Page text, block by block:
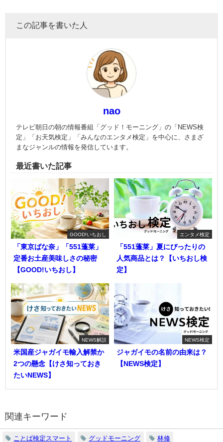
この記事を書いた人
nao
テレビ朝日の朝の情報番組「グッド！モーニング」の「NEWS検
定」「お天気検定」「みんなのエンタメ検定」を中心に、さまざ
まなジャンルの情報を発信しています。
最近書いた記事
GOOD!いちおし
「東京ばな奈」「551蓬莱」
定番お土産美味しさの秘密
【GOOD!いちおし】
エンタメ検定
「551蓬莱」夏にぴったりの
人気商品とは？【いちおし検
定】
NEWS解説
米国産ジャガイモ輸入解禁か
2つの懸念【けさ知っておき
たいNEWS】
NEWS検定
ジャガイモの名前の由来は？
【NEWS検定】
関連キーワード
ことば検定スマート グッドモーニング 林修